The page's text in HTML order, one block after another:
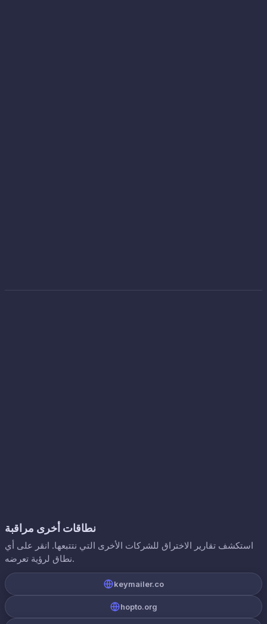
نطاقات أخرى مراقبة
استكشف تقارير الاختراق للشركات الأخرى التي نتتبعها. انقر على أي
نطاق لرؤية تعرضه.
keymailer.co
hopto.org